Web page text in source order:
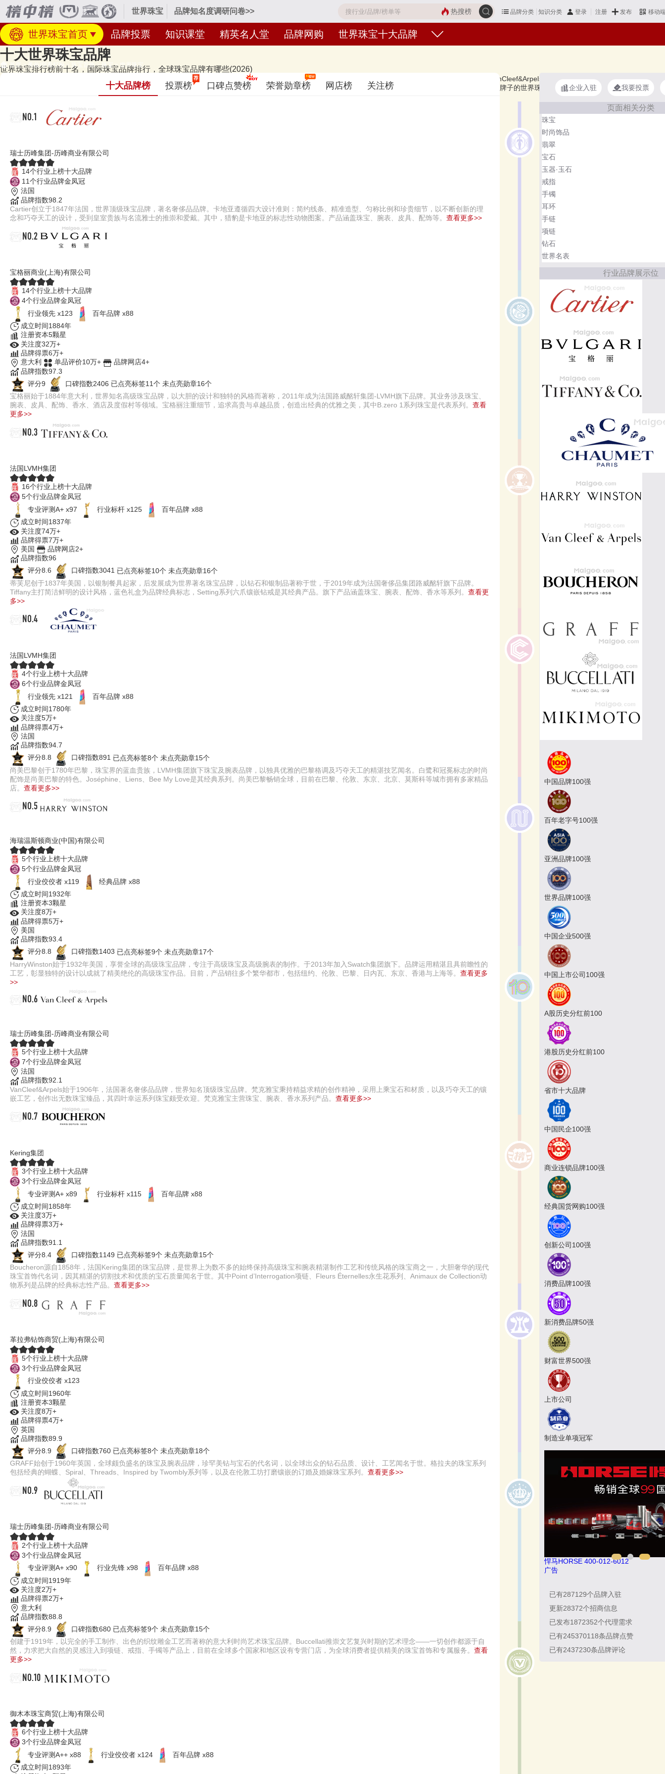
世界珠宝 品牌知名度调研问卷>> 品牌分类 知识分类 登录 注册 发布 移动
热搜榜
世界珠宝首页 品牌投票 知识课堂 精英名人堂 品牌网购 世界珠宝十大品牌
十大世界珠宝品牌
世界珠宝排行榜前十名，国际珠宝品牌排行，全球珠宝品牌有哪些(2026)
发布啦！居前十的有：Cartier卡地亚、BVLGARI宝格丽、Tiffany蒂芙尼、CHAUMET尚美巴黎、HarryWinston、VanCleef&Arpels、Boucheron宝诗龙、GRAFF格拉夫
提、MIKIMOTO御木本等，上榜世界珠宝十大品牌榜单和著名世界珠宝品牌名单的是口碑好或知名度高、有实力的品牌，排名不分先后，仅供借鉴参考，想知道什么牌子的世界珠宝好？您可以多比较，选择自己满意的
属于商标分类的第14类（1403群组）。榜单更新时间：2026年07月24日（每月更新）
首页 > 美妆/穿着打扮 > 珠宝首饰 > 珠宝 > 世界珠宝
十大品牌榜 投票榜
荐
口碑点赞榜 荣誉勋章榜 网店榜 关注榜
NO.1
瑞士历峰集团-历峰商业有限公司
14个行业上榜十大品牌
11个行业品牌金凤冠
法国
品牌指数98.2
Cartier创立于1847年法国，世界顶级珠宝品牌，著名奢侈品品牌。卡地亚遵循四大设计准则：简约线条、精准造型、匀称比例和珍贵细节，以不断创新的理
念和巧夺天工的设计，受到皇室贵族与名流雅士的推崇和爱戴。其中，猎豹是卡地亚的标志性动物图案。产品涵盖珠宝、腕表、皮具、配饰等。 查看更多>>
NO.2
宝格丽商业(上海)有限公司
14个行业上榜十大品牌
4个行业品牌金凤冠
行业领先 x123
百年品牌 x88
成立时间1884年
注册资本5颗星
关注度32万+
品牌得票6万+
意大利
单品评价10万+
品牌网店4+
品牌指数97.3
评分9
口碑指数2406 已点亮标签11个 未点亮勋章16个
宝格丽始于1884年意大利，世界知名高级珠宝品牌，以大胆的设计和独特的风格而著称，2011年成为法国路威酩轩集团-LVMH旗下品牌。其业务涉及珠宝、
腕表、皮具、配饰、香水、酒店及度假村等领域。宝格丽注重细节，追求高贵与卓越品质，创造出经典的优雅之美，其中B.zero 1系列珠宝是代表系列。 查看
更多>>
NO.3
法国LVMH集团
16个行业上榜十大品牌
5个行业品牌金凤冠
专业评测A+ x97
行业标杆 x125
百年品牌 x88
成立时间1837年
关注度74万+
品牌得票7万+
美国
品牌网店2+
品牌指数96
评分8.6
口碑指数3041 已点亮标签10个 未点亮勋章16个
蒂芙尼创于1837年美国，以银制餐具起家，后发展成为世界著名珠宝品牌，以钻石和银制品著称于世，于2019年成为法国奢侈品集团路威酩轩旗下品牌。
Tiffany主打简洁鲜明的设计风格，蓝色礼盒为品牌经典标志，Setting系列六爪镶嵌钻戒是其经典产品。旗下产品涵盖珠宝、腕表、配饰、香水等系列。 查看更
多>>
NO.4
法国LVMH集团
4个行业上榜十大品牌
6个行业品牌金凤冠
行业领先 x121
百年品牌 x88
成立时间1780年
关注度5万+
品牌得票4万+
法国
品牌指数94.7
评分8.8
口碑指数891 已点亮标签8个 未点亮勋章15个
尚美巴黎创于1780年巴黎，珠宝界的蓝血贵族，LVMH集团旗下珠宝及腕表品牌，以独具优雅的巴黎格调及巧夺天工的精湛技艺闻名。白鹭和冠冕标志的时尚
配饰是尚美巴黎的特色。Joséphine、Liens、Bee My Love是其经典系列。尚美巴黎畅销全球，目前在巴黎、伦敦、东京、北京、莫斯科等城市拥有多家精品
店。 查看更多>>
NO.5
海瑞温斯顿商业(中国)有限公司
5个行业上榜十大品牌
5个行业品牌金凤冠
行业佼佼者 x119
经典品牌 x88
成立时间1932年
注册资本3颗星
关注度8万+
品牌得票5万+
美国
品牌指数93.4
评分8.8
口碑指数1403 已点亮标签9个 未点亮勋章17个
HarryWinston始于1932年美国，享誉全球的高级珠宝品牌，专注于高级珠宝及高级腕表的制作。于2013年加入Swatch集团旗下。品牌运用精湛且具前瞻性的
工艺，彰显独特的设计以成就了精美绝伦的高级珠宝作品。目前，产品销往多个繁华都市，包括纽约、伦敦、巴黎、日内瓦、东京、香港与上海等。 查看更多
>>
NO.6
瑞士历峰集团-历峰商业有限公司
5个行业上榜十大品牌
7个行业品牌金凤冠
法国
品牌指数92.1
VanCleef&Arpels始于1906年，法国著名奢侈品品牌，世界知名顶级珠宝品牌。梵克雅宝秉持精益求精的创作精神，采用上乘宝石和材质，以及巧夺天工的镶
嵌工艺，创作出无数珠宝臻品，其四叶幸运系列珠宝颇受欢迎。梵克雅宝主营珠宝、腕表、香水系列产品。 查看更多>>
NO.7
Kering集团
3个行业上榜十大品牌
3个行业品牌金凤冠
专业评测A+ x89
行业标杆 x115
百年品牌 x88
成立时间1858年
关注度3万+
品牌得票3万+
法国
品牌指数91.1
评分8.4
口碑指数1149 已点亮标签9个 未点亮勋章15个
Boucheron源自1858年，法国Kering集团的珠宝品牌，是世界上为数不多的始终保持高级珠宝和腕表精湛制作工艺和传统风格的珠宝商之一，大胆奢华的现代
珠宝首饰代名词，因其精湛的切割技术和优质的宝石质量闻名于世。其中Point d’Interrogation项链、Fleurs Éternelles永生花系列、Animaux de Collection动
物系列是品牌的经典标志性产品。 查看更多>>
NO.8
革拉弗钻饰商贸(上海)有限公司
5个行业上榜十大品牌
3个行业品牌金凤冠
行业佼佼者 x123
成立时间1960年
注册资本3颗星
关注度8万+
品牌得票4万+
英国
品牌指数89.9
评分8.9
口碑指数760 已点亮标签8个 未点亮勋章18个
GRAFF始创于1960年英国，全球颇负盛名的珠宝及腕表品牌，珍罕美钻与宝石的代名词，以全球出众的钻石品质、设计、工艺闻名于世。格拉夫的珠宝系列
包括经典的蝴蝶、Spiral、Threads、Inspired by Twombly系列等，以及在伦敦工坊打磨镶嵌的订婚及婚嫁珠宝系列。 查看更多>>
NO.9
瑞士历峰集团-历峰商业有限公司
2个行业上榜十大品牌
3个行业品牌金凤冠
专业评测A+ x90
行业先锋 x98
百年品牌 x88
成立时间1919年
关注度2万+
品牌得票2万+
意大利
品牌指数88.8
评分8.9
口碑指数680 已点亮标签9个 未点亮勋章15个
创建于1919年，以完全的手工制作、出色的织纹雕金工艺而著称的意大利时尚艺术珠宝品牌。Buccellati推崇文艺复兴时期的艺术理念——一切创作都源于自
然，力求把大自然的灵感注入到项链、戒指、手镯等产品上，目前在全球多个国家和地区设有专营门店，为全球消费者提供精美的珠宝首饰和专属服务。 查看
更多>>
NO.10
御木本珠宝商贸(上海)有限公司
6个行业上榜十大品牌
3个行业品牌金凤冠
专业​评测A++ x88
行业佼佼者 x124
百年品牌 x88
成立时间1893年
企业入驻 我要投票
页面相关分类
珠宝
时尚饰品
翡翠
宝石
玉器·玉石
戒指
手镯
耳环
手链
项链
钻石
世界名表
行业品牌展示位
中国品牌100强
百年老字号100强
亚洲品牌100强
世界品牌100强
中国企业500强
中国上市公司100强
A股历史分红前100
港股历史分红前100
省市十大品牌
中国民企100强
商业连锁品牌100强
经典国货网购100强
创新公司100强
消费品牌100强
新消费品牌50强
财富世界500强
上市公司
制造业单项冠军
悍马HORSE 400-012-6012
广告
已有287129个品牌入驻
更新28372个招商信息
已发布1872352个代理需求
已有245370118条品牌点赞
已有2437230条品牌评论